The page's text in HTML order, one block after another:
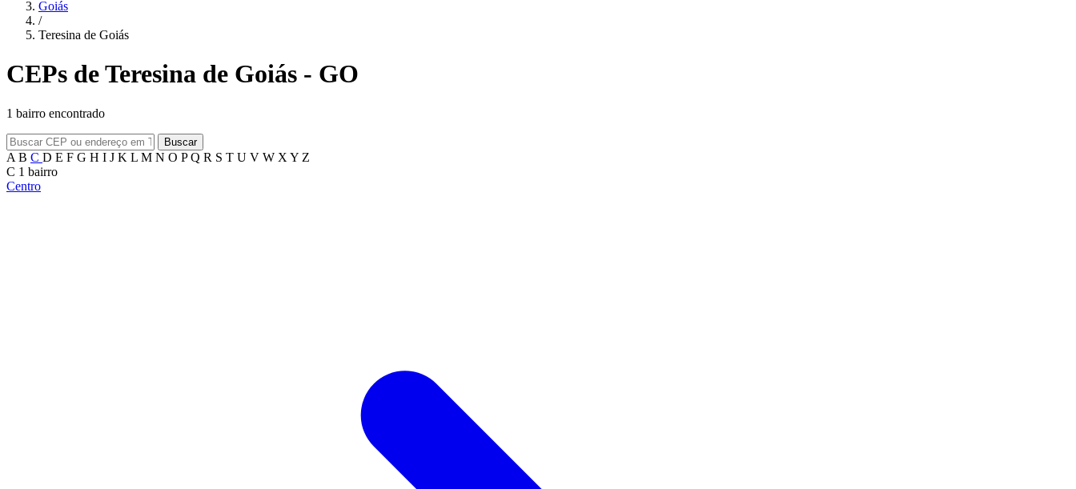
Goiás
/
Teresina de Goiás
CEPs de Teresina de Goiás - GO
1 bairro encontrado
Buscar
A B C D E F G H I J K L M N O PQ R S T U V W X Y Z
C 1 bairro
Centro